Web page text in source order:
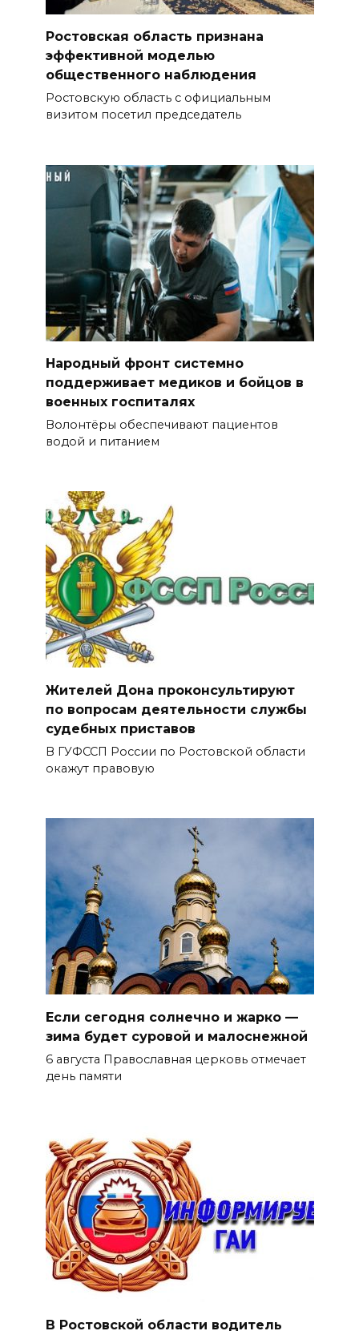
Ростовская область признана
эффективной моделью
общественного наблюдения
Ростовскую область с официальным
визитом посетил председатель
Народный фронт системно
поддерживает медиков и бойцов в
военных госпиталях
Волонтёры обеспечивают пациентов
водой и питанием
Жителей Дона проконсультируют
по вопросам деятельности службы
судебных приставов
В ГУФССП России по Ростовской области
окажут правовую
Если сегодня солнечно и жарко —
зима будет суровой и малоснежной
6 августа Православная церковь отмечает
день памяти
В Ростовской области водитель